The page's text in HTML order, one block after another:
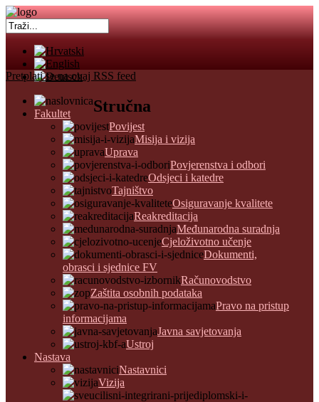
Fakultet
Povijest
Misija i vizija
Uprava
Povjerenstva i odbori
Odsjeci i katedre
Tajništvo
Osiguravanje kvalitete
Reakreditacija
Međunarodna suradnja
Cjeloživotno učenje
Dokumenti,
obrasci i sjednice FV
Računovodstvo
Zaštita osobnih podataka
Pravo na pristup
informacijama
Javna savjetovanja
Ustroj
Nastava
Nastavnici
Vizija
Pretplati se na ovaj RSS feed
Stručna